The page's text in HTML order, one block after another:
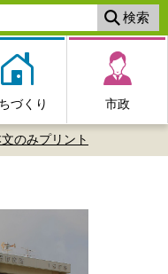
づくり 市政
のみプリント